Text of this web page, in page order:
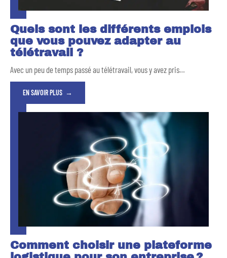
Quels sont les différents emplois
que vous pouvez adapter au
télétravail ?
Avec un peu de temps passé au télétravail, vous y avez pris…
EN SAVOIR PLUS
Comment choisir une plateforme